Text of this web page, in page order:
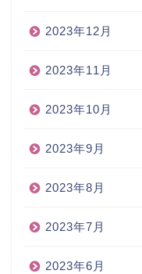
2023年12月
2023年11月
2023年10月
2023年9月
2023年8月
2023年7月
2023年6月